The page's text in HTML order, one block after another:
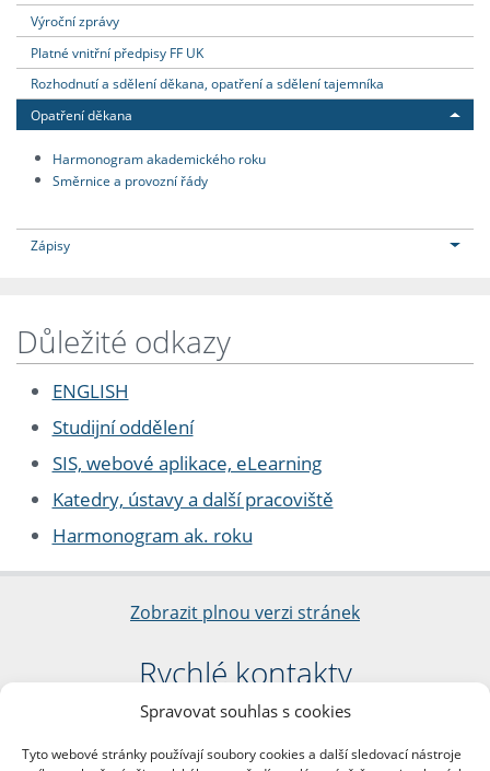
Spravovat souhlas s cookies
Tyto webové stránky používají soubory cookies a další sledovací nástroje
Výroční zprávy
Platné vnitřní předpisy FF UK
Rozhodnutí a sdělení děkana, opatření a sdělení tajemníka
Opatření děkana
Harmonogram akademického roku
Směrnice a provozní řády
Zápisy
Důležité odkazy
ENGLISH
Studijní oddělení
SIS, webové aplikace, eLearning
Katedry, ústavy a další pracoviště
Harmonogram ak. roku
Zobrazit plnou verzi stránek
Rychlé kontakty
Filozofická fakulta
nám. Jana Palacha 1/2